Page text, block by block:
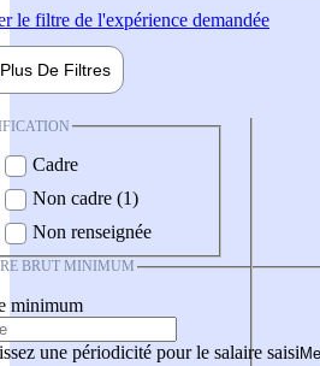
le filtre de l'expérience demandée
Plus De Filtres
Cadre
Non cadre (1)
Non renseignée
BRUT MINIMUM
minimum
une périodicité pour le salaire saisi